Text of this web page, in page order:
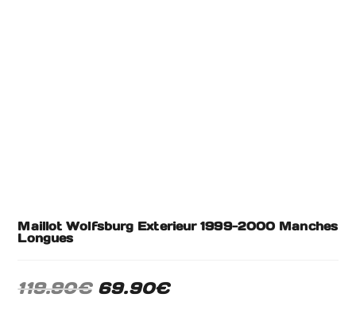
Maillot Wolfsburg Exterieur 1999-2000 Manches
Longues
119.90€ 69.90€